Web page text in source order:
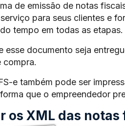
de emissão de notas
para seus clientes e
tempo em todas as etapas.
esse documento seja
compra.
e também pode ser
que o empreendedor
os XML das